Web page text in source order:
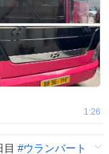
1:26
#ウランバート